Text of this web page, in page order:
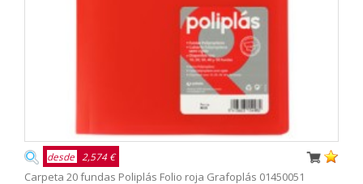
desde 2,574 €
Carpeta 20 fundas Poliplás Folio roja Grafoplás 01450051